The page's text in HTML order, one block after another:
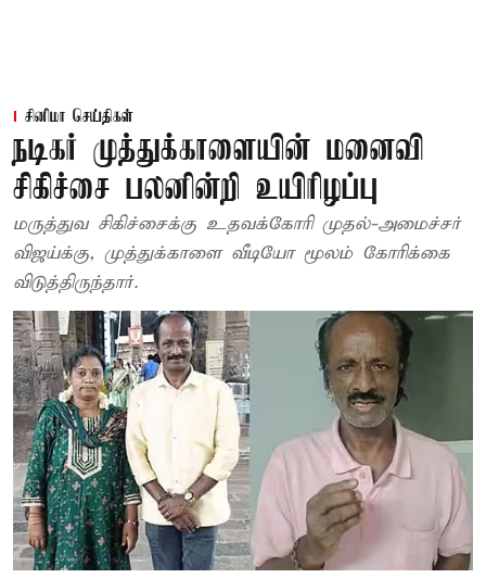
சினிமா செய்திகள்
நடிகர் முத்துக்காளையின் மனைவி
சிகிச்சை பலனின்றி உயிரிழப்பு
மருத்துவ சிகிச்சைக்கு உதவக்கோரி முதல்-அமைச்சர்
விஜய்க்கு, முத்துக்காளை வீடியோ மூலம் கோரிக்கை
விடுத்திருந்தார்.